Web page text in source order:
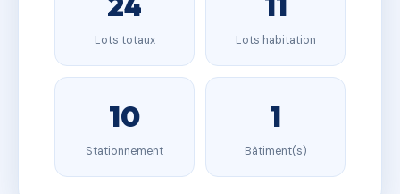
Lots totaux Lots habitation
10
Stationnement
1
Bâtiment(s)